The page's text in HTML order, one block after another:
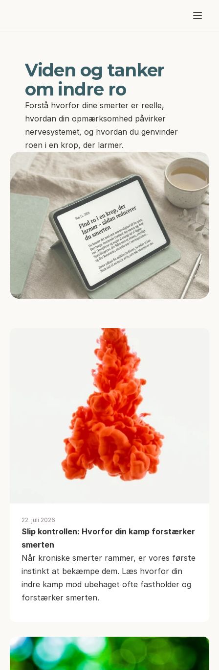
Forløb & priser
Resultater
Blog
Kontakt
Viden og tanker
om indre ro
Forstå hvorfor dine smerter er reelle,
hvordan din opmærksomhed påvirker
nervesystemet, og hvordan du genvinder
roen i en krop, der larmer.
22. juli 2026
Slip kontrollen: Hvorfor din kamp forstærker
smerten
Når kroniske smerter rammer, er vores første
instinkt at bekæmpe dem. Læs hvorfor din
indre kamp mod ubehaget ofte fastholder og
forstærker smerten.